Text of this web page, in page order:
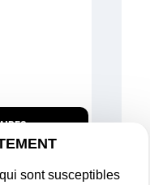
sont susceptibles